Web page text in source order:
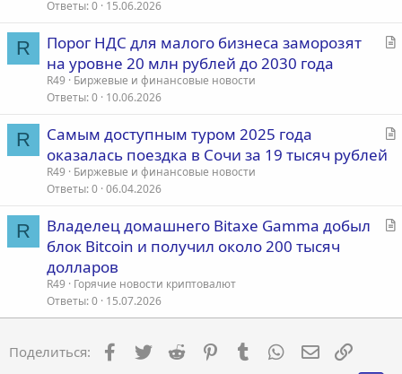
Ответы 0 15.06.2026
R
С
я
Порог НДС для малого бизнеса заморозят
на уровне 20 млн рублей до 2030 года
R49
Биржевые и финансовые новости
Ответы 0 10.06.2026
R
С
я
Самым доступным туром 2025 года
оказалась поездка в Сочи за 19 тысяч рублей
R49
Биржевые и финансовые новости
Ответы 0 06.04.2026
R
С
я
Владелец домашнего Bitaxe Gamma добыл
блок Bitcoin и получил около 200 тысяч
долларов
R49
Горячие новости криптовалют
Ответы 0 15.07.2026
Поделиться: Facebook
Twitter Reddit PinterestTumblr WhatsApp